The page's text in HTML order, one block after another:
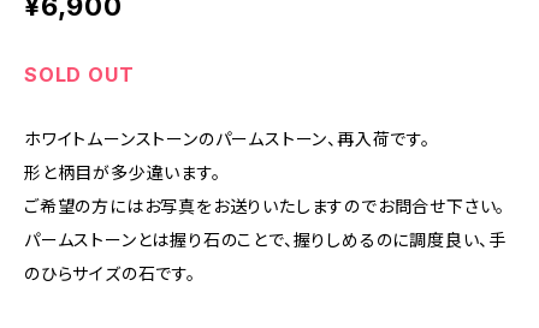
SOLD OUT
ホワイトムーンストーンのパームストーン、再入荷です。
形と柄目が多少違います。
ご希望の方にはお写真をお送りいたしますのでお問合せ下さい。
パームストーンとは握り石のことで、握りしめるのに調度良い、手
のひらサイズの石です。